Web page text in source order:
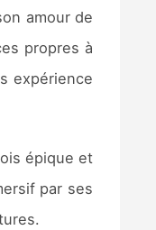
amour de
propres à
expérience
épique et
par ses